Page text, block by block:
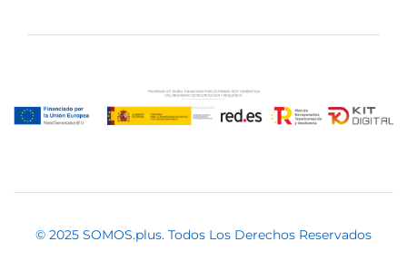
© 2025 SOMOS.plus. Todos Los Derechos Reservados